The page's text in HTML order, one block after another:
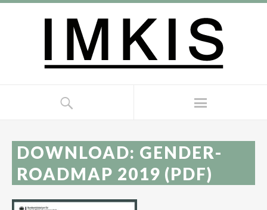
DOWNLOAD: GENDER-
ROADMAP 2019 (PDF)